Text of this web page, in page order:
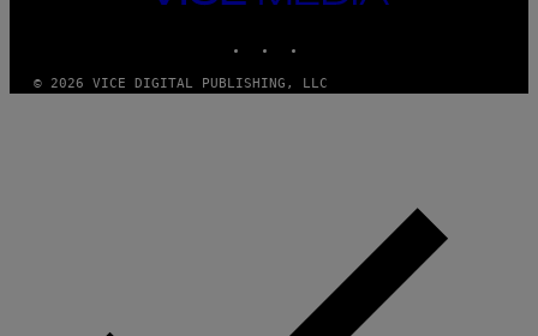
MEDIA
© 2026 VICE DIGITAL PUBLISHING, LLC